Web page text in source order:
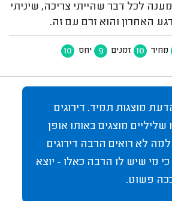
לכל דבר שהייתי צריכה, שיניתי
האחרון והוא זרם עם זה.
מחיר 10 זמנים 9 יחס 10
מוצגות תמיד. דירוגים
שליליים מוצגים באותו אופן
למה לא רואים הרבה דירוגים
כי מי שיש לו הרבה כאלו - יוצא
פשוט.